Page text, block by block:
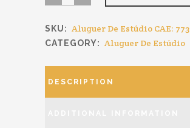
SKU: Aluguer De Estúdio CAE:
CATEGORY: Aluguer De Estúdio
DESCRIPTION